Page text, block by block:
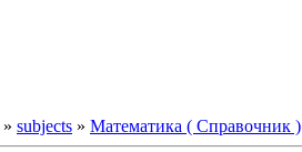
» subjects » Математика ( Справочник )